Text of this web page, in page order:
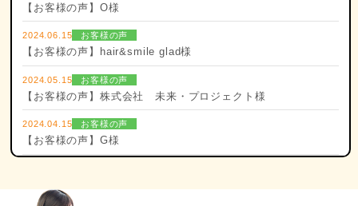
【お客様の声】O様
2024.06.15 お客様の声
【お客様の声】hair&smile glad様
2024.05.15 お客様の声
【お客様の声】株式会社 未来・プロジェクト様
2024.04.15 お客様の声
【お客様の声】G様